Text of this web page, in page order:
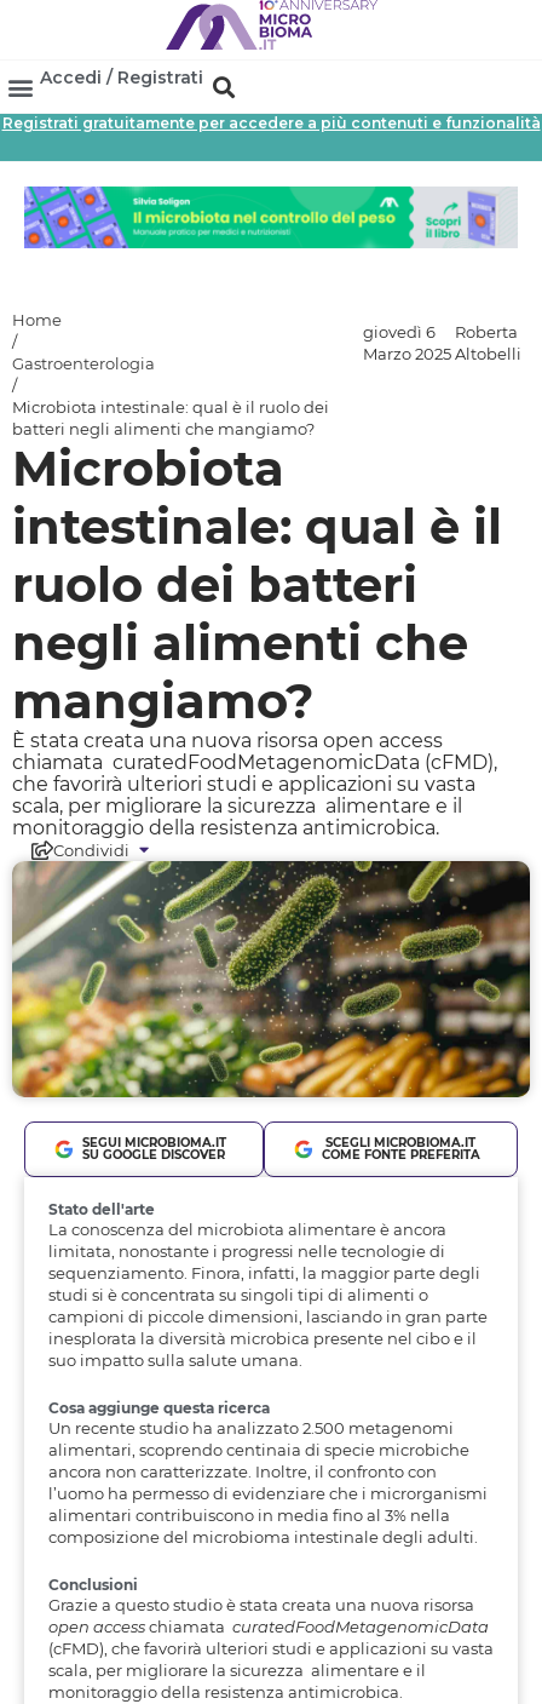
Accedi / Registrati
Registrati gratuitamente per accedere a più contenuti e funzionalità
Home
/
Gastroenterologia
/
Microbiota intestinale: qual è il ruolo dei
batteri negli alimenti che mangiamo?
giovedì 6
Marzo 2025
Roberta
Altobelli
Microbiota
intestinale: qual è il
ruolo dei batteri
negli alimenti che
mangiamo?
È stata creata una nuova risorsa open access
chiamata curatedFoodMetagenomicData (cFMD),
che favorirà ulteriori studi e applicazioni su vasta
scala, per migliorare la sicurezza alimentare e il
monitoraggio della resistenza antimicrobica.
Condividi
SEGUI MICROBIOMA.IT
SU GOOGLE DISCOVER
SCEGLI MICROBIOMA.IT
COME FONTE PREFERITA
Stato dell'arte
La conoscenza del microbiota alimentare è ancora
limitata, nonostante i progressi nelle tecnologie di
sequenziamento. Finora, infatti, la maggior parte degli
studi si è concentrata su singoli tipi di alimenti o
campioni di piccole dimensioni, lasciando in gran parte
inesplorata la diversità microbica presente nel cibo e il
suo impatto sulla salute umana.
Cosa aggiunge questa ricerca
Un recente studio ha analizzato 2.500 metagenomi
alimentari, scoprendo centinaia di specie microbiche
ancora non caratterizzate. Inoltre, il confronto con
l’uomo ha permesso di evidenziare che i microrganismi
alimentari contribuiscono in media fino al 3% nella
composizione del microbioma intestinale degli adulti.
Conclusioni
Grazie a questo studio è stata creata una nuova risorsa
open accesschiamata curatedFoodMetagenomicData
(cFMD), che favorirà ulteriori studi e applicazioni su vasta
scala, per migliorare la sicurezza alimentare e il
monitoraggio della resistenza antimicrobica.